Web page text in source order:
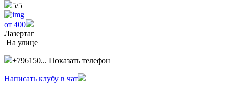
5/5
от 400
Лазертаг
На улице
+796150... Показать телефон
Написать клубу в чат